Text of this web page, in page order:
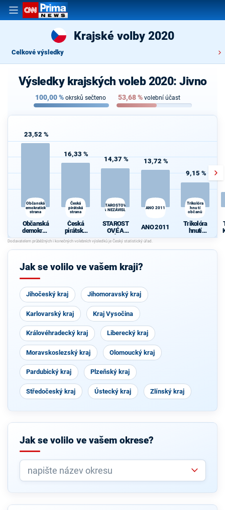
Krajské volby 2020
Celkové výsledky
Výsledky krajských voleb 2020: Jivno
100,00% okrsků sečteno 53,68% volební účast
23,52 %
Občanská
demokratická
strana
Občanská
demokrati
cká strana
16,33 %
Česká
pirátská
strana
Česká
pirátská
strana
14,37 %
STAROSTOVÉ
A NEZÁVISLÍ
STAROST
OVÉ A
NEZÁVISL
Í
13,72 %
ANO 2011
ANO 2011
9,15 %
Trikolóra
hnutí
občanů
Trikolóra
hnutí
občanů
Jak se volilo ve vašem kraji?
Jihočeský kraj Jihomoravský kraj
Karlovarský kraj Kraj Vysočina
Královéhradecký kraj Liberecký kraj
Moravskoslezský kraj Olomoucký kraj
Pardubický kraj Plzeňský kraj
Středočeský kraj Ústecký kraj Zlínský kraj
Jak se volilo ve vašem okrese?